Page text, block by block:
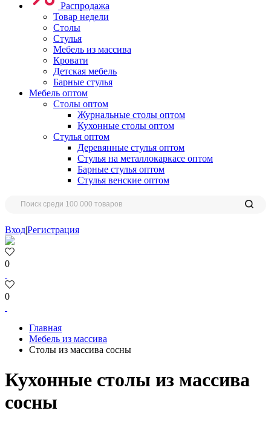
Распродажа
Товар недели
Столы
Стулья
Мебель из массива
Кровати
Детская мебель
Барные стулья
Мебель оптом
Столы оптом
Журнальные столы оптом
Кухонные столы оптом
Стулья оптом
Деревянные стулья оптом
Стулья на металлокаркасе оптом
Барные стулья оптом
Стулья венские оптом
Вход|Регистрация
0
0
Главная
Мебель из массива
Столы из массива сосны
Кухонные столы из массива
сосны